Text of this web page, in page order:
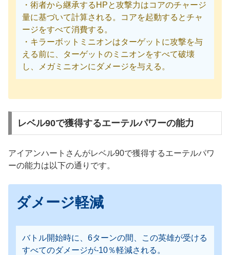
・術者から継承するHPと攻撃力はコアのチャージ
量に基づいて計算される。コアを起動するとチャ
ージをすべて消費する。
・キラーボットミニオンはターゲットに攻撃を与
える前に、ターゲットのミニオンをすべて破壊
し、メガミニオンにダメージを与える。
レベル90で獲得するエーテルパワーの能力
アイアンハートさんがレベル90で獲得するエーテルパワ
ーの能力は以下の通りです。
ダメージ軽減
バトル開始時に、6ターンの間、この英雄が受ける
すべてのダメージが-10％軽減される。